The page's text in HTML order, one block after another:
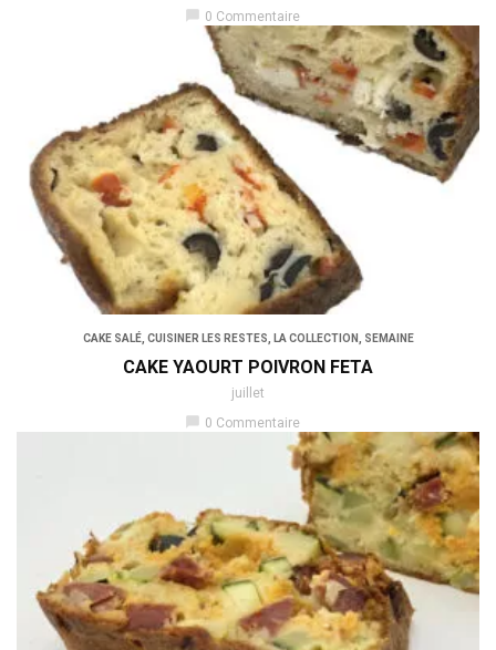
0 Commentaire
CAKE SALÉ, CUISINER LES RESTES LA COLLECTION SEMAINE
CAKE YAOURT POIVRON FETA
juillet
0 Commentaire